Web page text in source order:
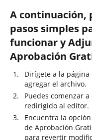
A continuación,
pasos simples
funcionar y
Aprobación
Dirígete a la página
agregar el archivo.
Puedes comenzar
redirigido al editor.
Encuentra la
de Aprobación
para revertir